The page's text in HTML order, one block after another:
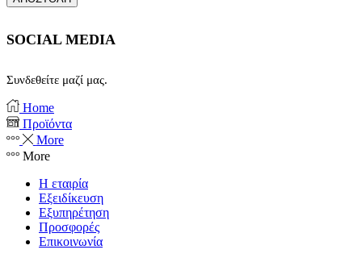
SOCIAL MEDIA
Συνδεθείτε μαζί μας.
Facebook
Instagram
Home
Προϊόντα
More
More
Η εταιρία
Εξειδίκευση
Εξυπηρέτηση
Προσφορές
Επικοινωνία